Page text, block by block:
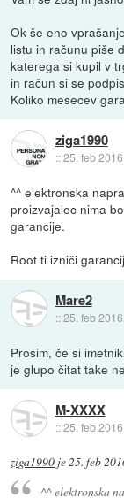
Ok še eno
listu in računu piše
katerega si kupil v
in račun si se
Koliko mesecev
ziga1990
::25. feb
^^ elektronska
proizvajalec nima
garancije.
Root ti izniči
Mare2
::25. feb
Prosim, če si
je glupo čitat take
M-XXXX
::25. feb
ziga1990 je25. feb
^^ elektronska